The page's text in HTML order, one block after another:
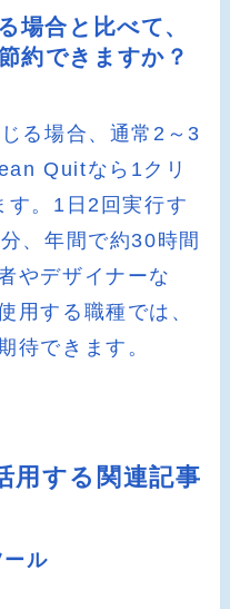
場合と比べて、
約できますか？
る場合、通常2～3
Quitなら1クリ
す。1日2回実行す
、年間で約30時間
やデザイナーな
用する職種では、
待できます。
する関連記事
ル